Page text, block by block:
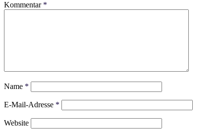
Kommentar *
Name *
E-Mail-Adresse *
Website